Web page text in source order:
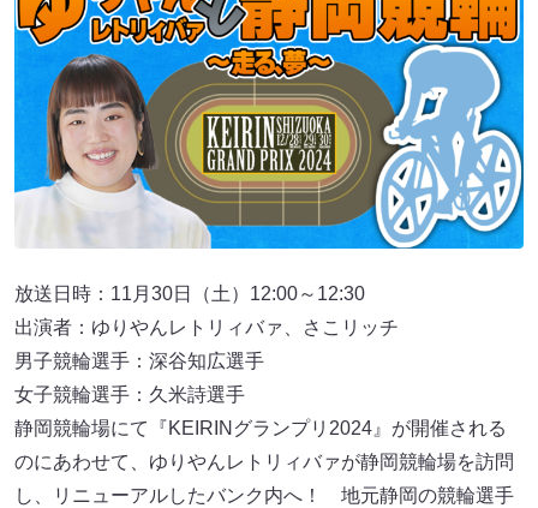
放送日時：11月30日（土）12:00～12:30
出演者：ゆりやんレトリィバァ、さこリッチ
男子競輪選手：深谷知広選手
女子競輪選手：久米詩選手
静岡競輪場にて『KEIRINグランプリ2024』が開催される
のにあわせて、ゆりやんレトリィバァが静岡競輪場を訪問
し、リニューアルしたバンク内へ！ 地元静岡の競輪選手